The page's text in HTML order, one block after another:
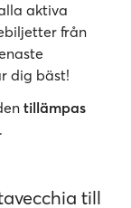
aktiva
från
dig bäst!
tillämpas
till